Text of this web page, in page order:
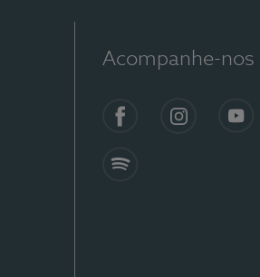
Acompanhe-nos